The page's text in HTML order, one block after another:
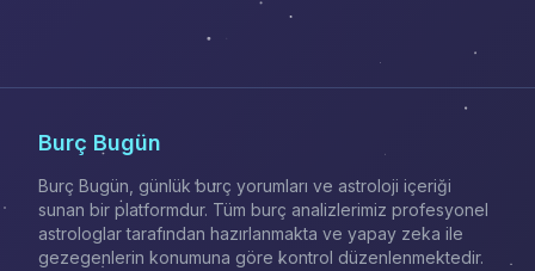
Burç Bugün
Burç Bugün, günlük burç yorumları ve astroloji içeriği
sunan bir platformdur. Tüm burç analizlerimiz profesyonel
astrologlar tarafından hazırlanmakta ve yapay zeka ile
gezegenlerin konumuna göre kontrol düzenlenmektedir.